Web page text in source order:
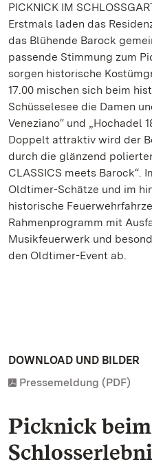
PICKNICK IM
Erstmals laden das
das Blühende Barock
passende Stimmung zum
sorgen historische
17.00 mischen sich beim
Schüsselesee die Damen
Veneziano“ und „Hochadel
Doppelt attraktiv wird der
durch die glänzend
CLASSICS meets Barock“.
Oldtimer-Schätze und im
historische
Rahmenprogramm mit
Musikfeuerwerk und
den Oldtimer-Event ab.
DOWNLOAD UND BILDER
Pressemeldung (PDF)
Picknick beim